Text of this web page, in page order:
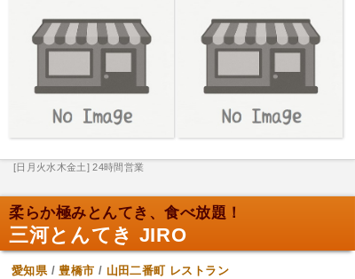
[日月火水木金土] 24時間営業
柔らか極みとんてき、食べ放題！
三河とんてき JIRO
愛知県/豊橋市 / 山田二番町 レストラン